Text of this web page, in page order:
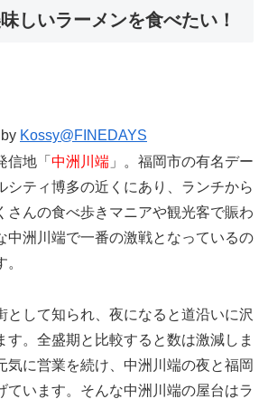
しいラーメンを食べたい！
Kossy@FINEDAYS
信地「 中洲川端 」。福岡市の有名デー
シティ博多の近くにあり、ランチから
さんの食べ歩きマニアや観光客で賑わ
中洲川端で一番の激戦となっているの
。
として知られ、夜になると道沿いに沢
す。全盛期と比較すると数は激減しま
気に営業を続け、中洲川端の夜と福岡
ています。そんな中洲川端の屋台はラ